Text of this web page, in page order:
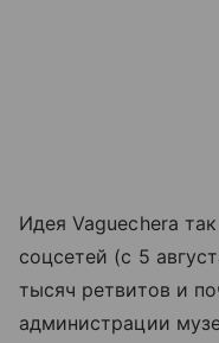
Идея Vaguechera
соцсетей (с 5
тысяч ретвитов и
администрации